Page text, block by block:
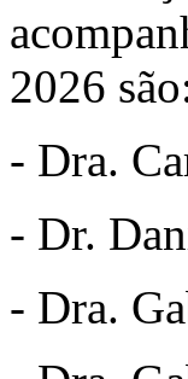
2026
- Dra.
- Dr.
- Dra.